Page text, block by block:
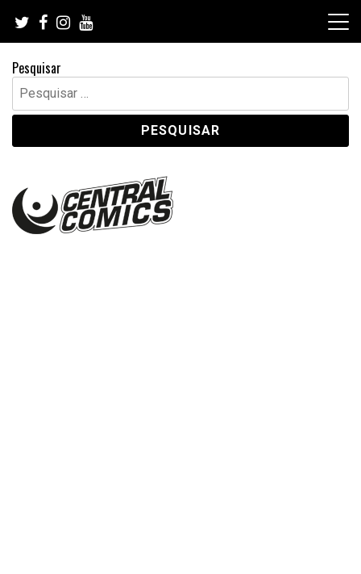
content
Pesquisar
Pesquisar
por: